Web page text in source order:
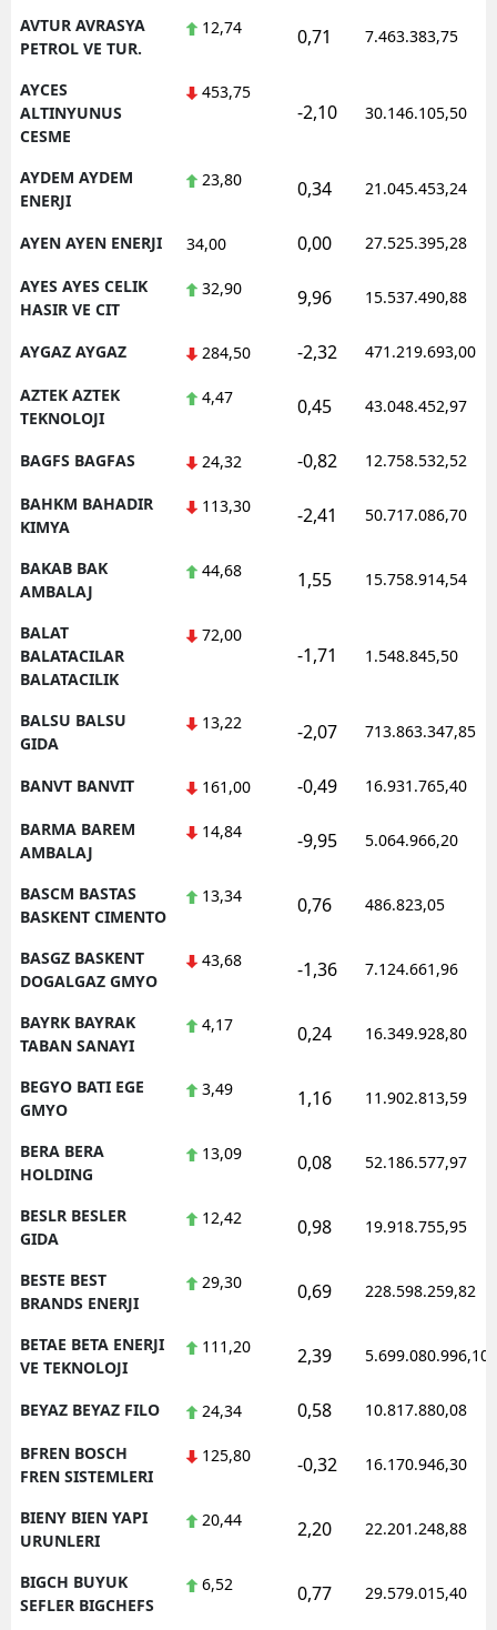
AVTUR AVRASYA
PETROL VE TUR.
12,74 0,71 7.463.383,75
AYCES
ALTINYUNUS
CESME
453,75
-2,10 30.146.105,50
AYDEM AYDEM
ENERJI
23,80 0,34 21.045.453,24
AYEN AYEN ENERJI 34,00 0,00 27.525.395,28
AYES AYES CELIK
HASIR VE CIT
32,90 9,96 15.537.490,88
AYGAZ AYGAZ 284,50 -2,32 471.219.693,00
AZTEK AZTEK
TEKNOLOJI
4,47 0,45 43.048.452,97
BAGFS BAGFAS 24,32 -0,82 12.758.532,52
BAHKM BAHADIR
KIMYA
113,30 -2,41 50.717.086,70
BAKAB BAK
AMBALAJ
44,68 1,55 15.758.914,54
BALAT
BALATACILAR
BALATACILIK
72,00
-1,71 1.548.845,50
BALSU BALSU
GIDA
13,22 -2,07 713.863.347,85
BANVT BANVIT 161,00 -0,49 16.931.765,40
BARMA BAREM
AMBALAJ
14,84 -9,95 5.064.966,20
BASCM BASTAS
BASKENT CIMENTO
13,34 0,76 486.823,05
BASGZ BASKENT
DOGALGAZ GMYO
43,68 -1,36 7.124.661,96
BAYRK BAYRAK
TABAN SANAYI
4,17 0,24 16.349.928,80
BEGYO BATI EGE
GMYO
3,49 1,16 11.902.813,59
BERA BERA
HOLDING
13,09 0,08 52.186.577,97
BESLR BESLER
GIDA
12,42 0,98 19.918.755,95
BESTE BEST
BRANDS ENERJI
29,30 0,69 228.598.259,82
BETAE BETA ENERJI
VE TEKNOLOJI
111,20 2,39 5.699.080.996,10
BEYAZ BEYAZ FILO 24,34 0,58 10.817.880,08
BFREN BOSCH
FREN SISTEMLERI
125,80 -0,32 16.170.946,30
BIENY BIEN YAPI
URUNLERI
20,44 2,20 22.201.248,88
BIGCH BUYUK
SEFLER BIGCHEFS
6,52 0,77 29.579.015,40